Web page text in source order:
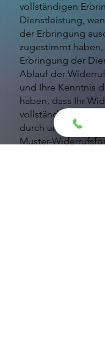
vollständigen
Dienstleistung,
der Erbringung
zugestimmt
Erbringung der
Ablauf der
und Ihre Kenntnis
haben, dass Ihr
vollständiger
durch uns erlischt.
Muster-